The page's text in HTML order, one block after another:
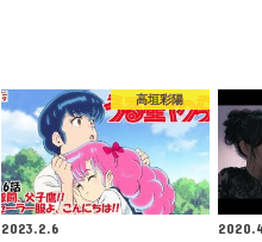
高垣彩陽
2023.2.6